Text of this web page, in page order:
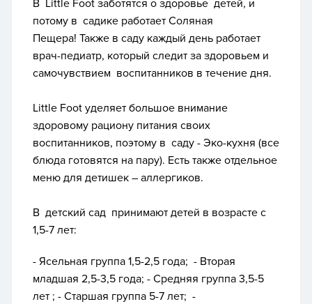
В Little Foot заботятся о здоровье детей, и
потому в садике работает Соляная
Пещера! Также в саду каждый день работает
врач-педиатр, который следит за здоровьем и
самочувствием воспитанников в течение дня.
Little Foot уделяет большое внимание
здоровому рациону питания своих
воспитанников, поэтому в саду - Эко-кухня (все
блюда готовятся на пару). Есть также отдельное
меню для детишек – аллергиков.
В детский сад принимают детей в возрасте с
1,5-7 лет:
- Ясельная группа 1,5-2,5 года; - Вторая
младшая 2,5-3,5 года; - Средняя группа 3,5-5
лет ; - Старшая группа 5-7 лет; -